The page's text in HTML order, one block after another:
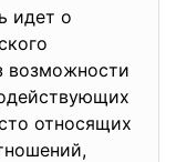
идет о
возможности
относящих